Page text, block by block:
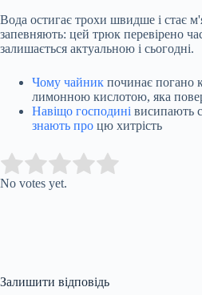
Вода остигає трохи швидше і стає
запевняють: цей трюк перевірено
залишається актуальною і сьогодні.
Чому чайник починає погано
лимонною кислотою, яка
Навіщо господині висипають
знають про цю хитрість
Rate this item:
No votes yet.
Залишити відповідь